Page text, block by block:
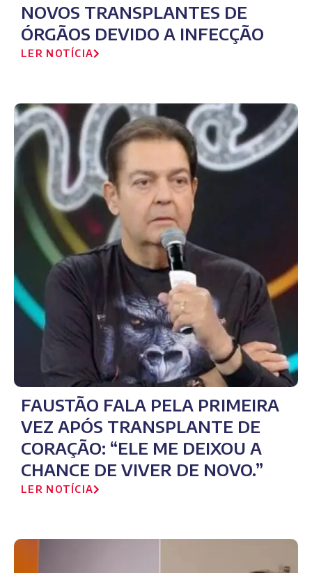
NOVOS TRANSPLANTES DE
ÓRGÃOS DEVIDO A INFECÇÃO
LER NOTÍCIA
FAUSTÃO FALA PELA PRIMEIRA
VEZ APÓS TRANSPLANTE DE
CORAÇÃO: “ELE ME DEIXOU A
CHANCE DE VIVER DE NOVO.”
LER NOTÍCIA